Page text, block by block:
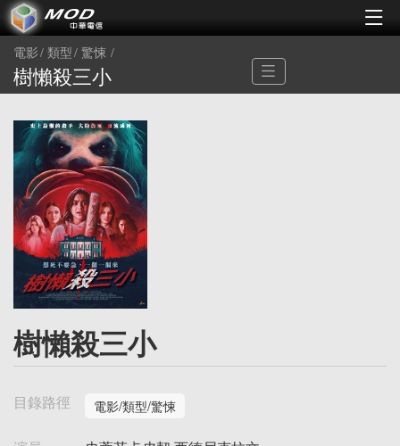
電影 類型 驚悚
樹懶殺三小
樹懶殺三小
目錄路徑 電影/類型/驚悚